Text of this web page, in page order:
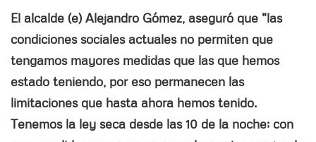
El alcalde (e) Alejandro Gómez, aseguró que "las
condiciones sociales actuales no permiten que
tengamos mayores medidas que las que hemos
estado teniendo, por eso permanecen las
limitaciones que hasta ahora hemos tenido.
Tenemos la ley seca desde las 10 de la noche; con